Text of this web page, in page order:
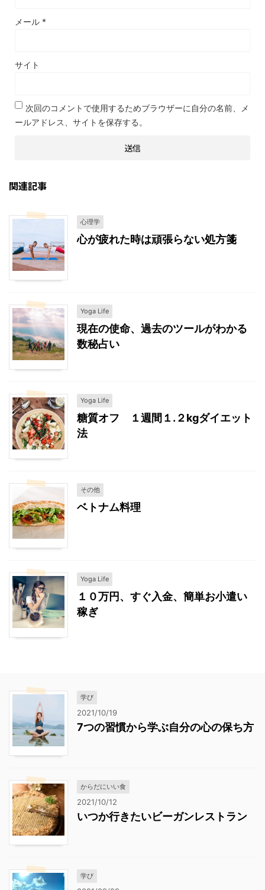
メール *
サイト
次回のコメントで使用するためブラウザーに自分の名前、メ
ールアドレス、サイトを保存する。
関連記事
心理学
心が疲れた時は頑張らない処方箋
Yoga Life
現在の使命、過去のツールがわかる
数秘占い
Yoga Life
糖質オフ １週間１.２kgダイエット
法
その他
ベトナム料理
Yoga Life
１０万円、すぐ入金、簡単お小遣い
稼ぎ
学び
2021/10/19
7つの習慣から学ぶ自分の心の保ち方
からだにいい食
2021/10/12
いつか行きたいビーガンレストラン
学び